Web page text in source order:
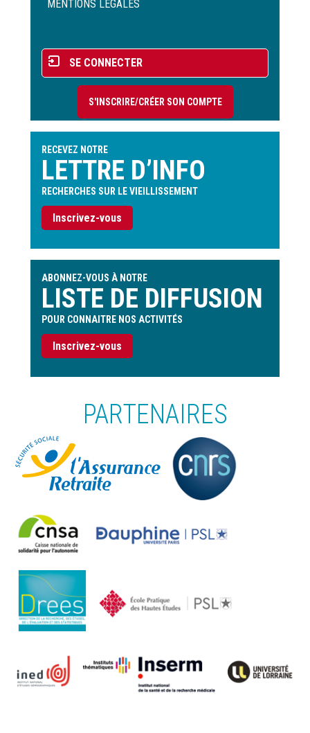
de
MENTIONS LÉGALES
Menu
du
compte
l'utilisateur
SE CONNECTER
S'INSCRIRE/CRÉER SON COMPTE
RECEVEZ NOTRE
LETTRE D’INFO
RECHERCHES SUR LE VIEILLISSEMENT
Inscrivez-vous
ABONNEZ-VOUS À NOTRE
LISTE DE DIFFUSION
POUR CONNAITRE NOS ACTIVITÉS
Inscrivez-vous
PARTENAIRES